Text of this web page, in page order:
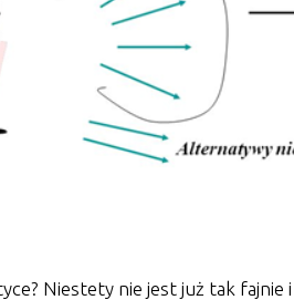
Niestety nie jest już tak fajnie i